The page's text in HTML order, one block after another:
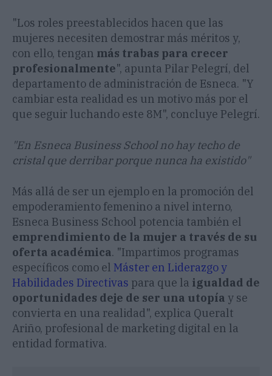
"Los roles preestablecidos hacen que las
mujeres necesiten demostrar más méritos y,
con ello, tengan más trabas para crecer
profesionalmente", apunta Pilar Pelegrí, del
departamento de administración de Esneca. "Y
cambiar esta realidad es un motivo más por el
que seguir luchando este 8M", concluye Pelegrí.
"En Esneca Business School no hay techo de
cristal que derribar porque nunca ha existido"
Más allá de ser un ejemplo en la promoción del
empoderamiento femenino a nivel interno,
Esneca Business School potencia también el
emprendimiento de la mujer a través de su
oferta académica. "Impartimos programas
específicos como el Máster en Liderazgo y
Habilidades Directivas para que la igualdad de
oportunidades deje de ser una utopía y se
convierta en una realidad", explica Queralt
Ariño, profesional de marketing digital en la
entidad formativa.